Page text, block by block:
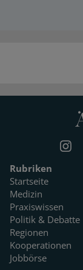
Rubriken
Startseite
Medizin
Praxiswissen
Politik & Debatte
Regionen
Kooperationen
Jobbörse